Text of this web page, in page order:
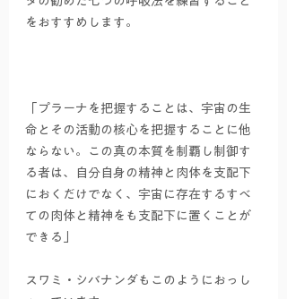
をおすすめします。
「プラーナを把握することは、宇宙の生
命とその活動の核心を把握することに他
ならない。この真の本質を制覇し制御す
る者は、自分自身の精神と肉体を支配下
におくだけでなく、宇宙に存在するすべ
ての肉体と精神をも支配下に置くことが
できる」
スワミ・シバナンダもこのようにおっし